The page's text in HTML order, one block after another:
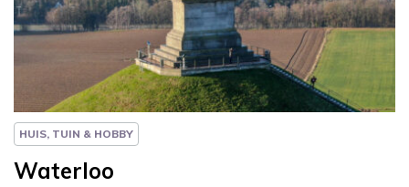
Column
Paul Rem
HUIS, TUIN & HOBBY
Waterloo